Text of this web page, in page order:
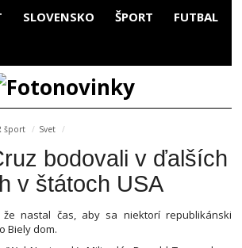
SLOVENSKO ŠPORT FUTBAL
šport Svet
bodovali v ďalších
v štátoch USA
že nastal čas, aby sa niektorí republikánski
Biely dom.